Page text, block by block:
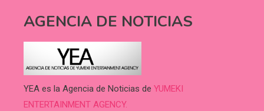
AGENCIA DE NOTICIAS
YEA es la Agencia de Noticias de YUMEKI
ENTERTAINMENT AGENCY.